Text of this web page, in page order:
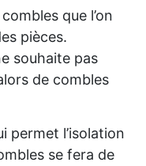
que l’on
pièces.
souhaite pas
de combles
permet l’isolation
se fera de